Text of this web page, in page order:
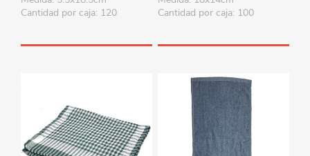
Cantidad por caja: 120
Cantidad por caja: 100